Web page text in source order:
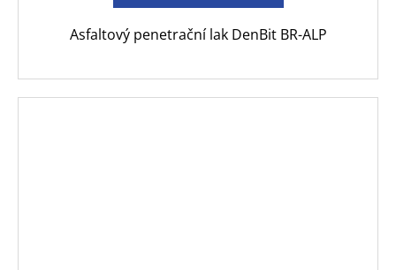
Asfaltový penetrační lak DenBit BR-ALP